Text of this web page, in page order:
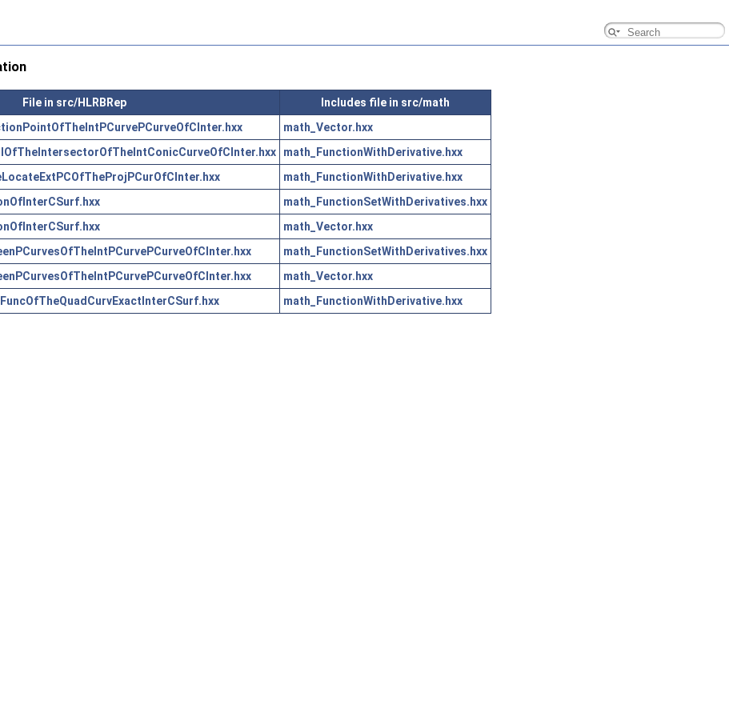
File in src/HLRBRep
Includes file in src/math
math_Vector.hxx
math_FunctionWithDerivative.hxx
math_FunctionWithDerivative.hxx
math_FunctionSetWithDerivatives.hxx
math_Vector.hxx
math_FunctionSetWithDerivatives.hxx
math_Vector.hxx
math_FunctionWithDerivative.hxx